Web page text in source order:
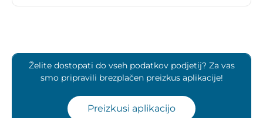
Želite dostopati do vseh podatkov podjetij? Za vas
smo pripravili brezplačen preizkus aplikacije!
Preizkusi aplikacijo